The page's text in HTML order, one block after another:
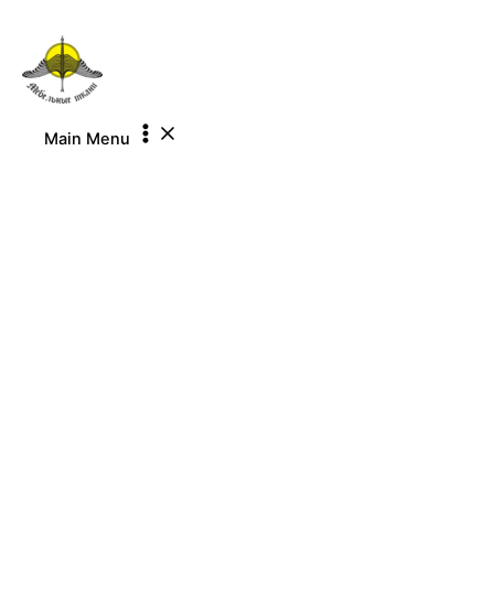
Main Menu